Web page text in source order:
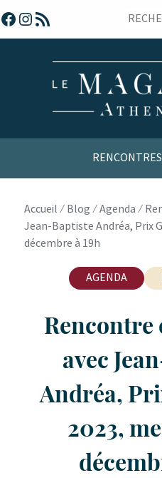
vers
le
Facebook
Instagram
Flux RSS
RENCONTRES
Accueil ⁄ Blog ⁄Agenda ⁄
Jean-Baptiste Andréa, Prix
décembre à 19h
AGENDA
Rencontre
avec
Andréa,
2023,